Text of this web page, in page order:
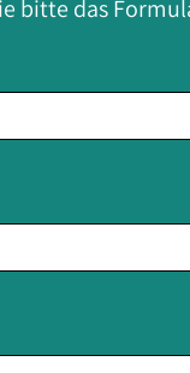
bitte das